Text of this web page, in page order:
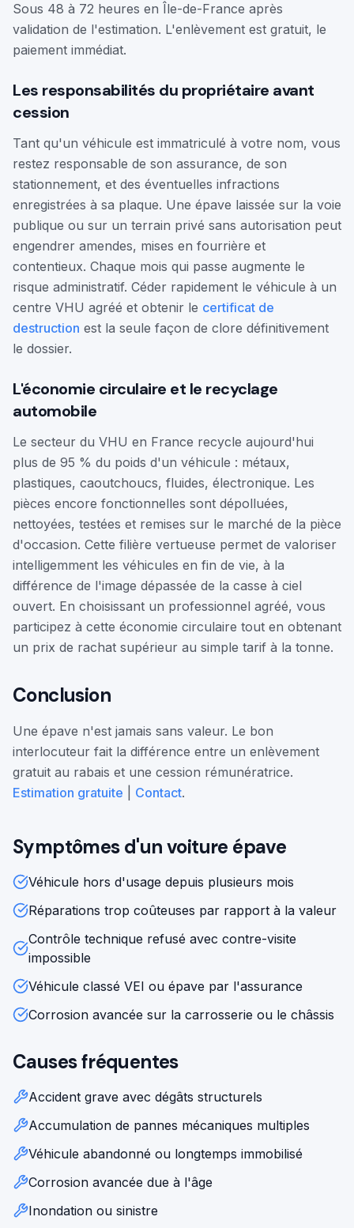
Sous 48 à 72 heures en Île-de-France après
validation de l'estimation. L'enlèvement est gratuit, le
paiement immédiat.
Les responsabilités du propriétaire avant
cession
Tant qu'un véhicule est immatriculé à votre nom, vous
restez responsable de son assurance, de son
stationnement, et des éventuelles infractions
enregistrées à sa plaque. Une épave laissée sur la voie
publique ou sur un terrain privé sans autorisation peut
engendrer amendes, mises en fourrière et
contentieux. Chaque mois qui passe augmente le
risque administratif. Céder rapidement le véhicule à un
centre VHU agréé et obtenir le certificat de
destruction est la seule façon de clore définitivement
le dossier.
L'économie circulaire et le recyclage
automobile
Le secteur du VHU en France recycle aujourd'hui
plus de 95 % du poids d'un véhicule : métaux,
plastiques, caoutchoucs, fluides, électronique. Les
pièces encore fonctionnelles sont dépolluées,
nettoyées, testées et remises sur le marché de la pièce
d'occasion. Cette filière vertueuse permet de valoriser
intelligemment les véhicules en fin de vie, à la
différence de l'image dépassée de la casse à ciel
ouvert. En choisissant un professionnel agréé, vous
participez à cette économie circulaire tout en obtenant
un prix de rachat supérieur au simple tarif à la tonne.
Conclusion
Une épave n'est jamais sans valeur. Le bon
interlocuteur fait la différence entre un enlèvement
gratuit au rabais et une cession rémunératrice.
Estimation gratuite
Contact.
Symptômes d'unvoiture épave
Véhicule hors d'usage depuis plusieurs mois
Réparations trop coûteuses par rapport à la valeur
Contrôle technique refusé avec contre-visite
impossible
Véhicule classé VEI ou épave par l'assurance
Corrosion avancée sur la carrosserie ou le châssis
Causes fréquentes
Accident grave avec dégâts structurels
Accumulation de pannes mécaniques multiples
Véhicule abandonné ou longtemps immobilisé
Corrosion avancée due à l'âge
Inondation ou sinistre